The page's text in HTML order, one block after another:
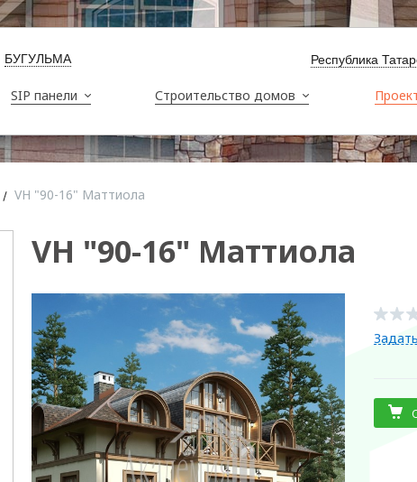
БУГУЛЬМА Республика
SIP панели Строительство домов
VH "90-16" Маттиола
VH "90-16" Маттиола